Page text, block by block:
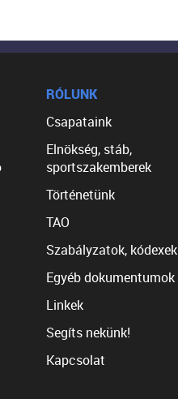
RÓLUNK
Csapataink
Elnökség, stáb,
sportszakemberek
Történetünk
TAO
Szabályzatok, kódexek
Egyéb dokumentumok
Linkek
Segíts nekünk!
Kapcsolat